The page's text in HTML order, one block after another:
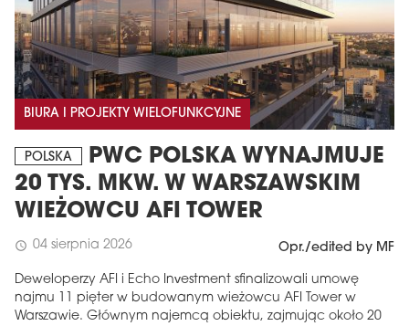
BIURA I PROJEKTY WIELOFUNKCYJNE
POLSKA
PWC POLSKA WYNAJMUJE
20 TYS. MKW. W WARSZAWSKIM
WIEŻOWCU AFI TOWER
schedule 04 sierpnia 2026 Opr./edited by MF
Deweloperzy AFI i Echo Investment sfinalizowali umowę
najmu 11 pięter w budowanym wieżowcu AFI Tower w
Warszawie. Głównym najemcą obiektu, zajmując około 20